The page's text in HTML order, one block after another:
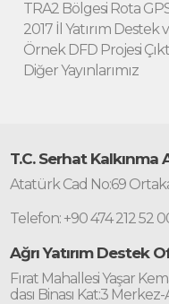
TRA2 Bölgesi Rota
2017 İl Yatırım Destek
Örnek DFD Projesi
Diğer Yayınlarımız
T.C. Serhat Kalkınma
Atatürk Cad No:69
Telefon: +90 474 212 52
Ağrı Yatırım Destek
Fırat Mahallesi Yaşar
dası Binası Kat:3 Merkez-